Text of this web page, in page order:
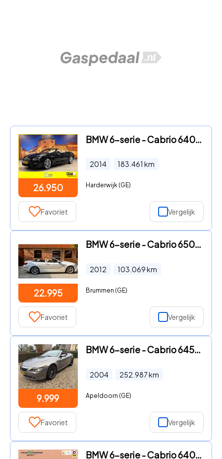
26.950
BMW 6-serie - Cabrio 640i Individual Edition M Sport Full Options
2014 183.461 km
Harderwijk (GE)
Favoriet Vergelijk
22.995
BMW 6-serie - Cabrio 650i High Executive
2012 103.069km
Brummen (GE)
Favoriet Vergelijk
9.999
BMW 6-serie - Cabrio 645Ci
2004 252.987km
Apeldoorn (GE)
Favoriet Vergelijk
BMW 6-serie - Cabrio 640i High Executive | 320 PK! | Head-Up Display | Sof